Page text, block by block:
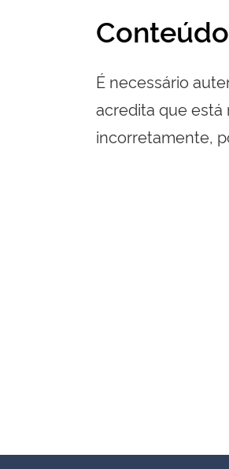
É necessário
acredita que
incorretamente,